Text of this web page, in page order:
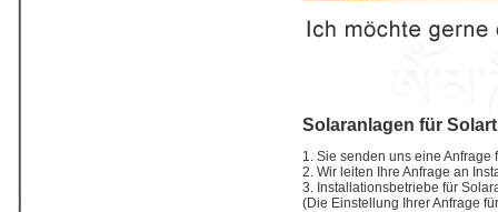
Solaranlagen für
1. Sie senden uns eine
2. Wir leiten Ihre Anfrage an
3. Installationsbetriebe für
(Die Einstellung Ihrer Anfrage